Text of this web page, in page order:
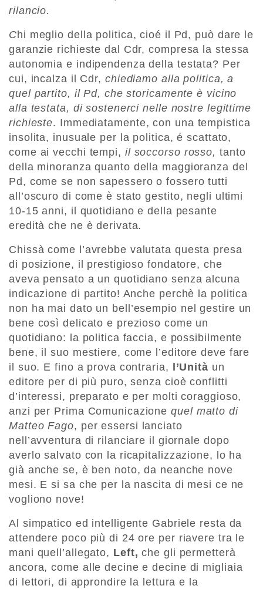
rilancio.
Chi meglio della politica, cioé il Pd, può dare le
garanzie richieste dal Cdr, compresa la stessa
autonomia e indipendenza della testata? Per
cui, incalza il Cdr, chiediamo alla politica, a
quel partito, il Pd, che storicamente è vicino
alla testata, di sostenerci nelle nostre legittime
richieste. Immediatamente, con una tempistica
insolita, inusuale per la politica, é scattato,
come ai vecchi tempi, il soccorso rosso, tanto
della minoranza quanto della maggioranza del
Pd, come se non sapessero o fossero tutti
all’oscuro di come è stato gestito, negli ultimi
10-15 anni, il quotidiano e della pesante
eredità che ne è derivata.
Chissà come l’avrebbe valutata questa presa
di posizione, il prestigioso fondatore, che
aveva pensato a un quotidiano senza alcuna
indicazione di partito! Anche perchè la politica
non ha mai dato un bell’esempio nel gestire un
bene così delicato e prezioso come un
quotidiano: la politica faccia, e possibilmente
bene, il suo mestiere, come l’editore deve fare
il suo. E fino a prova contraria, l’Unità un
editore per di più puro, senza cioè conflitti
d’interessi, preparato e per molti coraggioso,
anzi per Prima Comunicazionequel matto di
Matteo Fago, per essersi lanciato
nell’avventura di rilanciare il giornale dopo
averlo salvato con la ricapitalizzazione, lo ha
già anche se, è ben noto, da neanche nove
mesi. E si sa che per la nascita di mesi ce ne
vogliono nove!
Al simpatico ed intelligente Gabriele resta da
attendere poco più di 24 ore per riavere tra le
mani quell’allegato, Left, che gli permetterà
ancora, come alle decine e decine di migliaia
di lettori, di approndire la lettura e la